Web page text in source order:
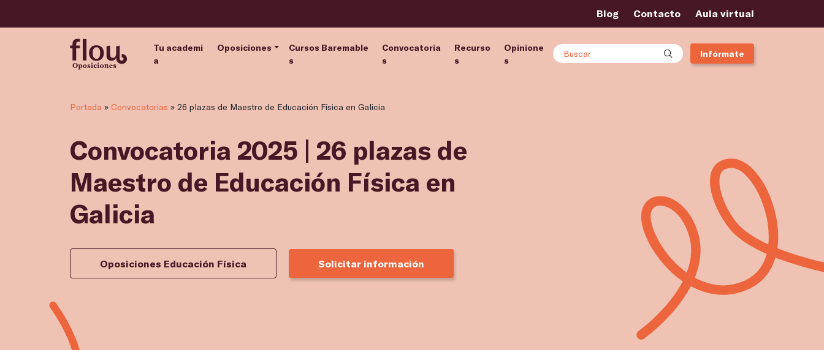
Blog Contacto Aula virtual
Tu academi
a
Oposiciones
Cursos Baremable
s
Convocatoria
s
Recurso
s
Opinione
s
Buscar Infórmate
Portada » Convocatorias » 26 plazas de Maestro de Educación Física en Galicia
Convocatoria 2025 | 26 plazas de
Maestro de Educación Física en
Galicia
Oposiciones Educación Física Solicitar información